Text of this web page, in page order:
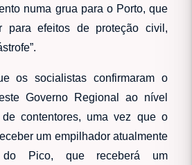
numa grua para o Porto, que
para efeitos de proteção civil,
os socialistas confirmaram o
Governo Regional ao nível
contentores, uma vez que o
um empilhador atualmente
Pico, que receberá um